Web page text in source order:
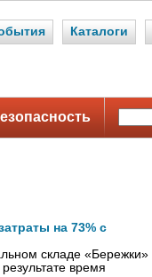
Каталоги
на 73% с
складе «Бережки»
время